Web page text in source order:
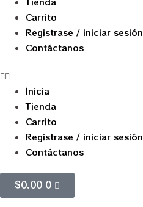
Carrito
Registrase / iniciar sesión
Contáctanos
Inicia
Tienda
Carrito
Registrase / iniciar sesión
Contáctanos
$0.00 0